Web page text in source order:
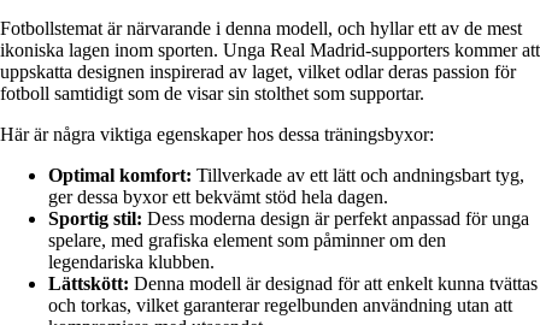
Fotbollstemat är närvarande i denna modell, och hyllar ett av de mest
ikoniska lagen inom sporten. Unga Real Madrid-supporters kommer att
uppskatta designen inspirerad av laget, vilket odlar deras passion för
fotboll samtidigt som de visar sin stolthet som supportar.
Här är några viktiga egenskaper hos dessa träningsbyxor:
Optimal komfort: Tillverkade av ett lätt och andningsbart tyg,
ger dessa byxor ett bekvämt stöd hela dagen.
Sportig stil: Dess moderna design är perfekt anpassad för unga
spelare, med grafiska element som påminner om den
legendariska klubben.
Lättskött: Denna modell är designad för att enkelt kunna tvättas
och torkas, vilket garanterar regelbunden användning utan att